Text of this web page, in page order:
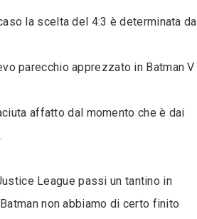
la scelta del 4:3 è determinata da
parecchio apprezzato in Batman V
affatto dal momento che è dai
League passi un tantino in
non abbiamo di certo finito